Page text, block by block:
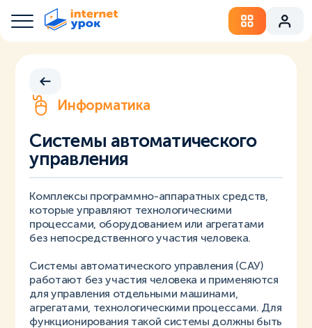
Информатика
Системы автоматического
управления
Комплексы программно-аппаратных средств,
которые управляют технологическими
процессами, оборудованием или агрегатами
без непосредственного участия человека.
Системы автоматического управления (САУ)
работают без участия человека и применяются
для управления отдельными машинами,
агрегатами, технологическими процессами. Для
функционирования такой системы должны быть